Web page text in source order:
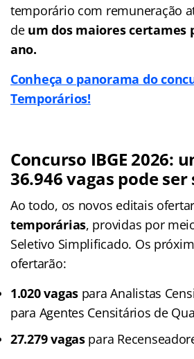
temporário com remuneração
deum dos maiores certames
ano.
Conheça o panorama do
Temporários!
Concurso IBGE 2026:
36.946 vagas pode ser
Ao todo, os novos editais
temporárias, providas por
Seletivo Simplificado. Os
ofertarão:
1.020 vagas para Analistas
para Agentes Censitários de
27.279 vagaspara